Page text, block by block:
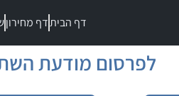
דף הביתדף מחירון
לפרסום מודעת